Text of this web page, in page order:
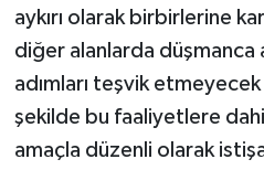
aykırı olarak birbirlerine
diğer alanlarda düşmanca
adımları teşvik
şekilde bu faaliyetlere
amaçla düzenli olarak